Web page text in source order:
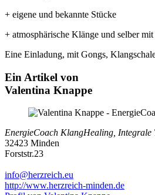
+ eigene und bekannte Stücke
+ atmosphärische Klänge und selber
Eine Einladung, mit Gongs,
Ein Artikel von
Valentina Knappe
EnergieCoach KlangHealing,
32423 Minden
Forststr.23
info@herzreich.eu
http://www.herzreich-minden.de